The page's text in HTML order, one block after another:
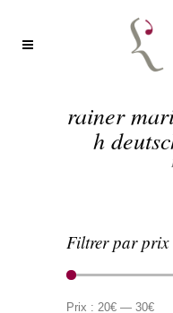
rainer
h
Filtrer par prix
min
max
Prix : 20€ — 30€